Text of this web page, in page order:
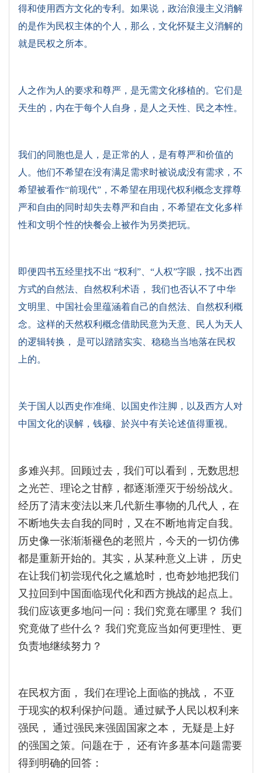
得和使用西方文化的专利。如果说，政治浪漫主义消解
的是作为民权主体的个人，那么，文化怀疑主义消解的
就是民权之所本。
人之作为人的要求和尊严，是无需文化移植的。它们是
天生的，内在于每个人自身，是人之天性、民之本性。
我们的同胞也是人，是正常的人，是有尊严和价值的
人。他们不希望在没有满足需求时被说成没有需求，不
希望被看作“前现代”，不希望在用现代权利概念支撑尊
严和自由的同时却失去尊严和自由，不希望在文化多样
性和文明个性的快餐会上被作为另类把玩。
即便四书五经里找不出 “权利”、“人权”字眼，找不出西
方式的自然法、自然权利术语， 我们也否认不了中华
文明里、中国社会里蕴涵着自己的自然法、自然权利概
念。这样的天然权利概念借助民意为天意、民人为天人
的逻辑转换， 是可以踏踏实实、稳稳当当地落在民权
上的。
关于国人以西史作准绳、以国史作注脚，以及西方人对
中国文化的误解，钱穆、於兴中有关论述值得重视。
多难兴邦。回顾过去，我们可以看到，无数思想
之光芒、理论之甘醇，都逐渐湮灭于纷纷战火。
经历了清末变法以来几代新生事物的几代人，在
不断地失去自我的同时，又在不断地肯定自我。
历史像一张渐渐褪色的老照片，今天的一切仿佛
都是重新开始的。其实，从某种意义上讲， 历史
在让我们初尝现代化之尴尬时，也奇妙地把我们
又拉回到中国面临现代化和西方挑战的起点上。
我们应该更多地问一问：我们究竟在哪里？ 我们
究竟做了些什么？ 我们究竟应当如何更理性、更
负责地继续努力？
在民权方面， 我们在理论上面临的挑战， 不亚
于现实的权利保护问题。通过赋予人民以权利来
强民， 通过强民来强固国家之本， 无疑是上好
的强国之策。问题在于， 还有许多基本问题需要
得到明确的回答：